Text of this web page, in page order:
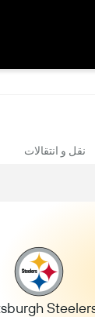
نقل و انتقالات